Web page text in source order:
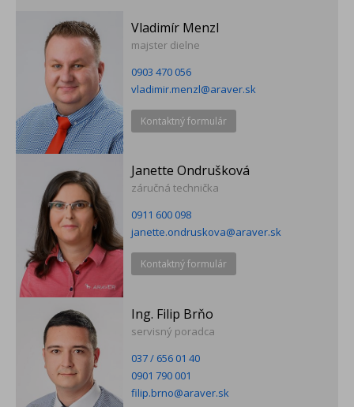
Vladimír Menzl
majster dielne
0903 470 056
vladimir.menzl@araver.sk
Kontaktný formulár
Janette Ondrušková
záručná technička
0911 600 098
janette.ondruskova@araver.sk
Kontaktný formulár
Ing. Filip Brňo
servisný poradca
037 / 656 01 40
0901 790 001
filip.brno@araver.sk